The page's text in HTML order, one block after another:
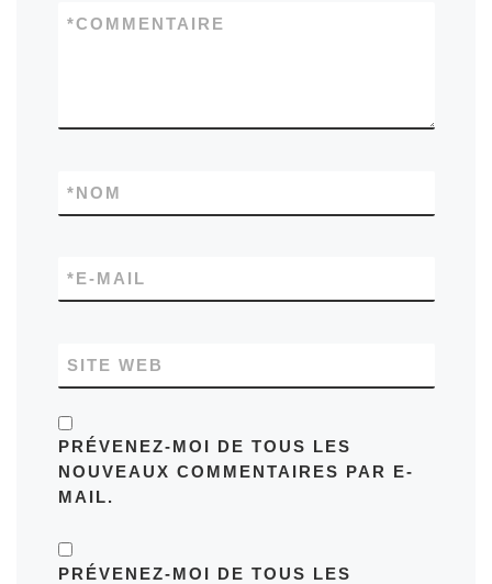
COMMENTAIRE
*
NOM
*
E-MAIL
*
SITE WEB
PRÉVENEZ-MOI DE TOUS LES
NOUVEAUX COMMENTAIRES PAR E-
MAIL.
PRÉVENEZ-MOI DE TOUS LES